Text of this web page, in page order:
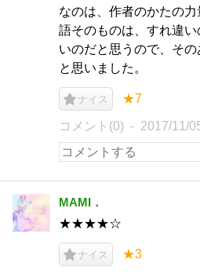
なのは、作者のかたの
語そのものは、すれ違
いのだと思うので、そ
と思いました。
ナイス ★7
コメント(0) 2017/11/
MAMI．
★★★★☆
ナイス ★3